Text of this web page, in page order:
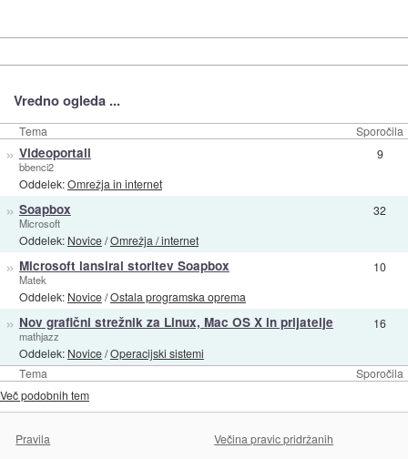
Vredno ogleda ...
Tema Sporočila
Tema Sporočila
» Videoportali
bbenci2
Oddelek:Omrežja in internet
9
» Soapbox
Microsoft
Oddelek: Novice/Omrežja / internet
32
» Microsoft lansiral storitev Soapbox
Matek
Oddelek: Novice/Ostala programska oprema
10
» Nov grafični strežnik za Linux, Mac OS X in prijatelje
mathjazz
Oddelek: Novice/Operacijski sistemi
16
Več podobnih tem
Pravila Večina pravic pridržanih